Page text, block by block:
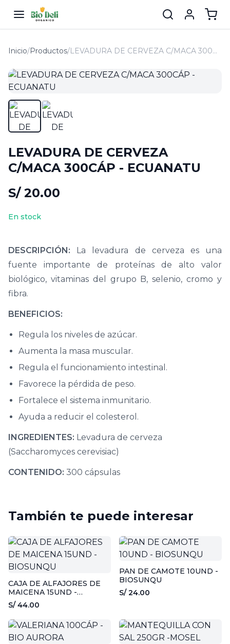
Inicio/Productos/ LEVADURA DE CERVEZA C/MACA 300CÁP - ECUANATU
LEVADURA DE CERVEZA
C/MACA 300CÁP - ECUANATU
S/ 20.00
En stock
DESCRIPCIÓN: La levadura de cerveza es una
fuente importante de proteínas de alto valor
biológico, vitaminas del grupo B, selenio, cromo y
fibra.
BENEFICIOS:
Regula los niveles de azúcar.
Aumenta la masa muscular.
Regula el funcionamiento intestinal.
Favorece la pérdida de peso.
Fortalece el sistema inmunitario.
Ayuda a reducir el colesterol.
INGREDIENTES: Levadura de cerveza
(Saccharomyces cerevisiac)
CONTENIDO: 300 cápsulas
También te puede interesar
CAJA DE ALFAJORES DE
MAICENA 15UND -
BIOSUNQU
S/ 44.00
PAN DE CAMOTE 10UND -
BIOSUNQU
S/ 24.00